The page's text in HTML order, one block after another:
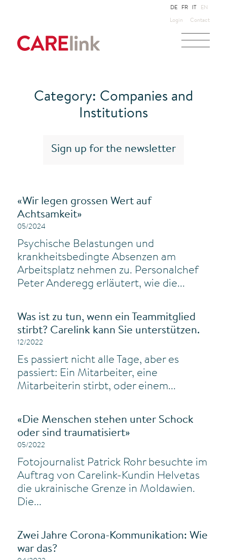
Login Contact
DE FR EN
Category: Companies and
Institutions
Sign up for the newsletter
«Wir legen grossen Wert auf
Achtsamkeit»
05/2024
Psychische Belastungen und
krankheitsbedingte Absenzen am
Arbeitsplatz nehmen zu. Personalchef
Peter Anderegg erläutert, wie die...
Was ist zu tun, wenn ein Teammitglied
stirbt? Carelink kann Sie unterstützen.
12/2022
Es passiert nicht alle Tage, aber es
passiert: Ein Mitarbeiter, eine
Mitarbeiterin stirbt, oder einem...
«Die Menschen stehen unter Schock
oder sind traumatisiert»
05/2022
Fotojournalist Patrick Rohr besuchte im
Auftrag von Carelink-Kundin Helvetas
die ukrainische Grenze in Moldawien.
Die...
Zwei Jahre Corona-Kommunikation: Wie
war das?